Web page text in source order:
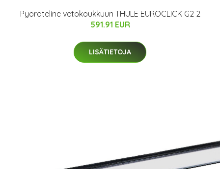
Pyöräteline vetokoukkuun THULE EUROCLICK G2 2
591.91 EUR
LISÄTIETOJA